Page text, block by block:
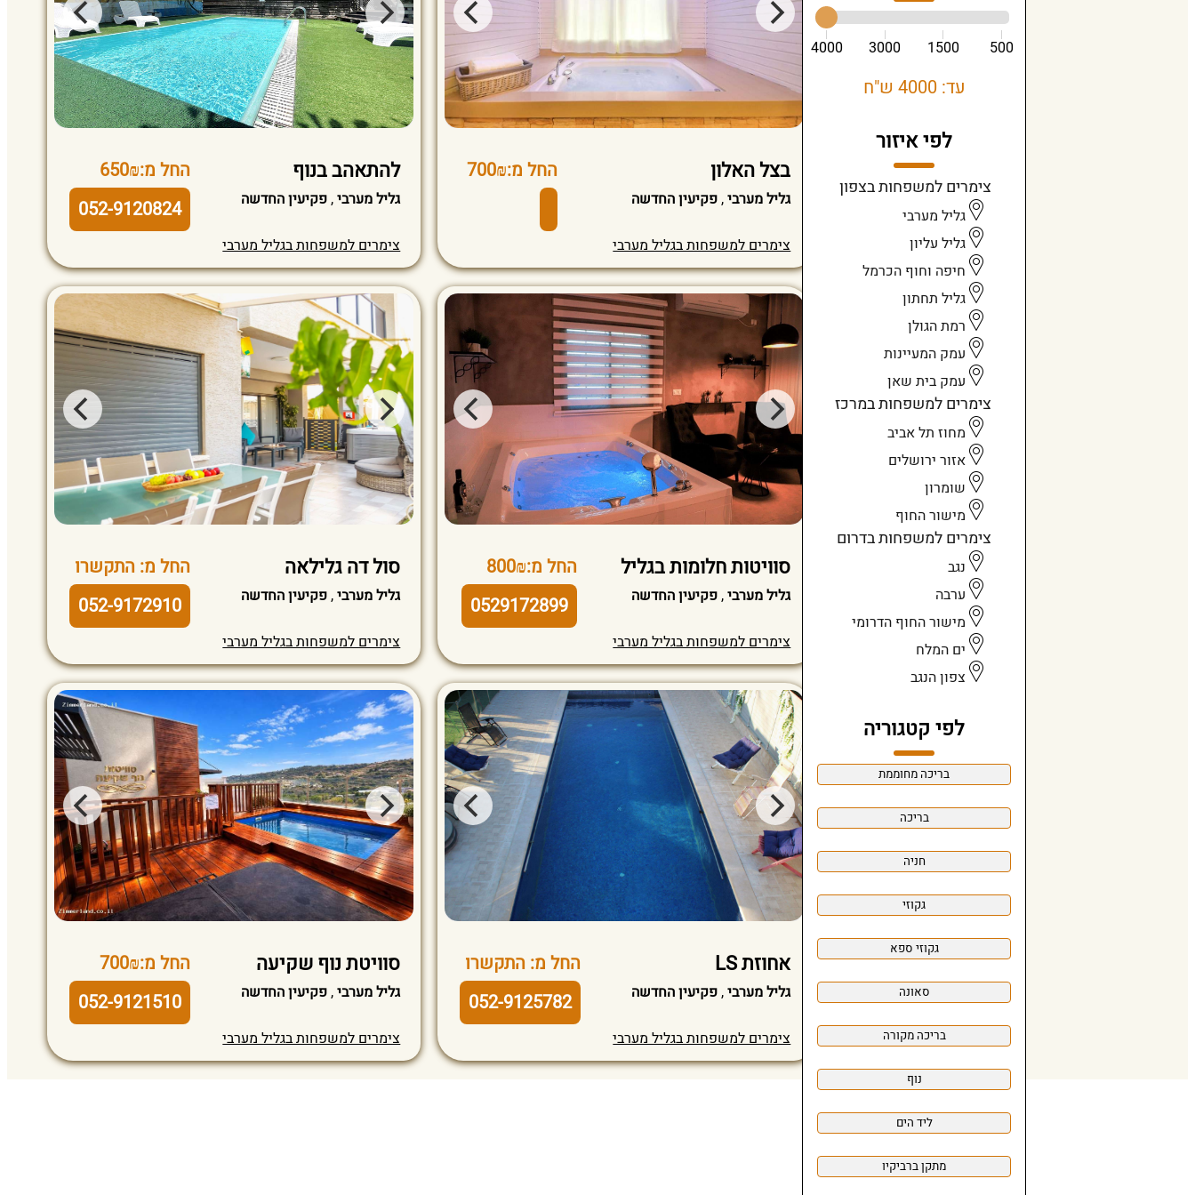
500
1500
3000
4000
עד: 4000 ש"ח
לפי איזור
צימרים למשפחות בצפון
גליל מערבי
גליל עליון
חיפה וחוף הכרמל
גליל תחתון
רמת הגולן
עמק המעיינות
עמק בית שאן
צימרים למשפחות במרכז
מחוז תל אביב
אזור ירושלים
שומרון
מישור החוף
צימרים למשפחות בדרום
נגב
ערבה
מישור החוף הדרומי
ים המלח
צפון הנגב
לפי קטגוריה
בצל האלון החל מ:700₪
גליל מערבי,פקיעין החדשה
צימרים למשפחות בגליל מערבי
להתאהב בנוף החל מ:650₪
גליל מערבי,פקיעין החדשה 052-9120824
צימרים למשפחות בגליל מערבי
סוויטות חלומות בגליל החל מ:800₪
גליל מערבי,פקיעין החדשה 0529172899
צימרים למשפחות בגליל מערבי
סול דה גלילאה החל מ: התקשרו
גליל מערבי,פקיעין החדשה 052-9172910
צימרים למשפחות בגליל מערבי
אחוזת LS החל מ: התקשרו
גליל מערבי,פקיעין החדשה 052-9125782
צימרים למשפחות בגליל מערבי
סוויטת נוף שקיעה החל מ:700₪
גליל מערבי,פקיעין החדשה 052-9121510
צימרים למשפחות בגליל מערבי